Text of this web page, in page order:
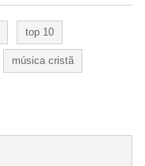
top 10
música cristã